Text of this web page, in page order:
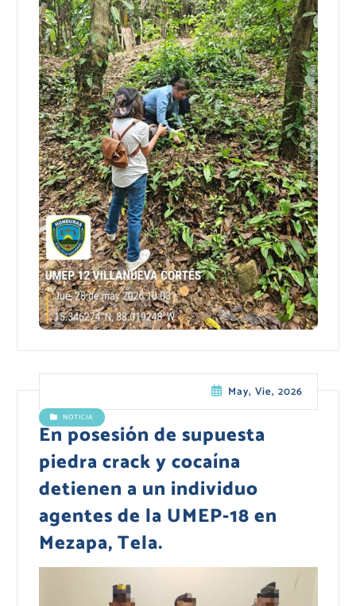
May, Vie, 2026
NOTICIA
En posesión de supuesta
piedra crack y cocaína
detienen a un individuo
agentes de la UMEP-18 en
Mezapa, Tela.